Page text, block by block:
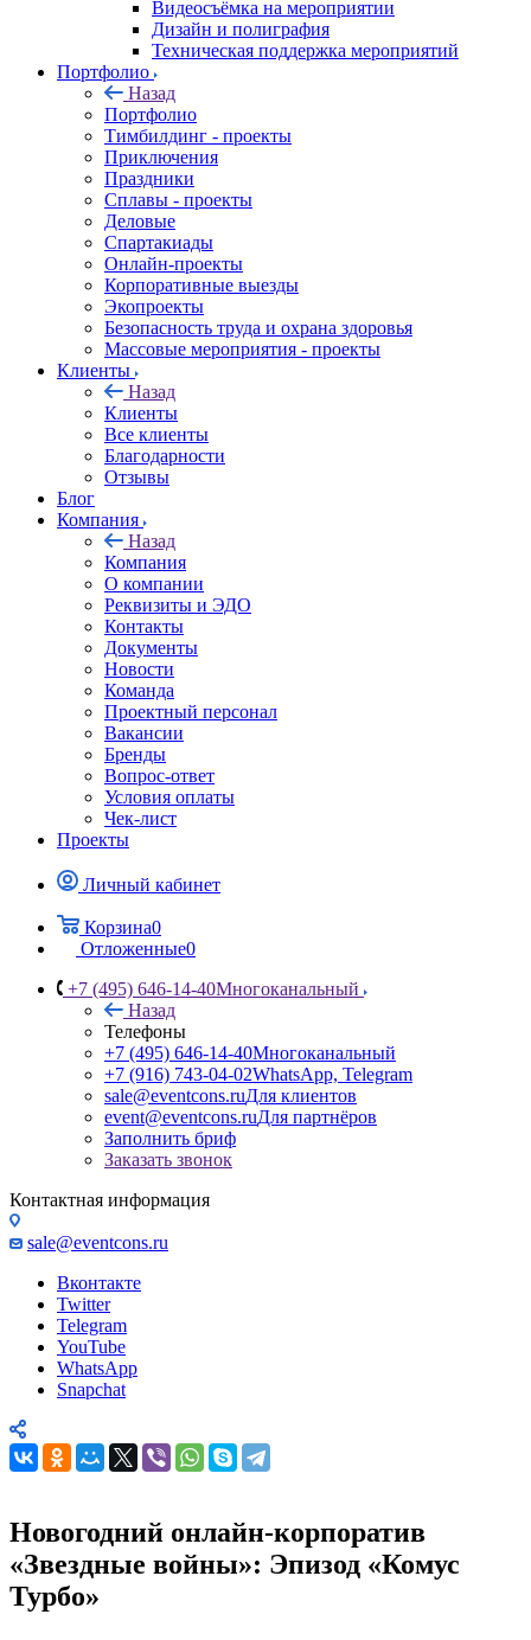
Видеосъёмка на мероприятии
Дизайн и полиграфия
Техническая поддержка мероприятий
Портфолио
Назад
Портфолио
Тимбилдинг - проекты
Приключения
Праздники
Сплавы - проекты
Деловые
Спартакиады
Онлайн-проекты
Корпоративные выезды
Экопроекты
Безопасность труда и охрана здоровья
Массовые мероприятия - проекты
Клиенты
Назад
Клиенты
Все клиенты
Благодарности
Отзывы
Блог
Компания
Назад
Компания
О компании
Реквизиты и ЭДО
Контакты
Документы
Новости
Команда
Проектный персонал
Вакансии
Бренды
Вопрос-ответ
Условия оплаты
Чек-лист
Проекты
Личный кабинет
Корзина0
Отложенные0
+7 (495) 646-14-40Многоканальный
Назад
Телефоны
+7 (495) 646-14-40Многоканальный
+7 (916) 743-04-02WhatsApp, Telegram
sale@eventcons.ruДля клиентов
event@eventcons.ruДля партнёров
Заполнить бриф
Заказать звонок
Контактная информация
sale@eventcons.ru
Вконтакте
Twitter
Telegram
YouTube
WhatsApp
Snapchat
Новогодний онлайн-корпоратив
«Звездные войны»: Эпизод «Комус
Турбо»